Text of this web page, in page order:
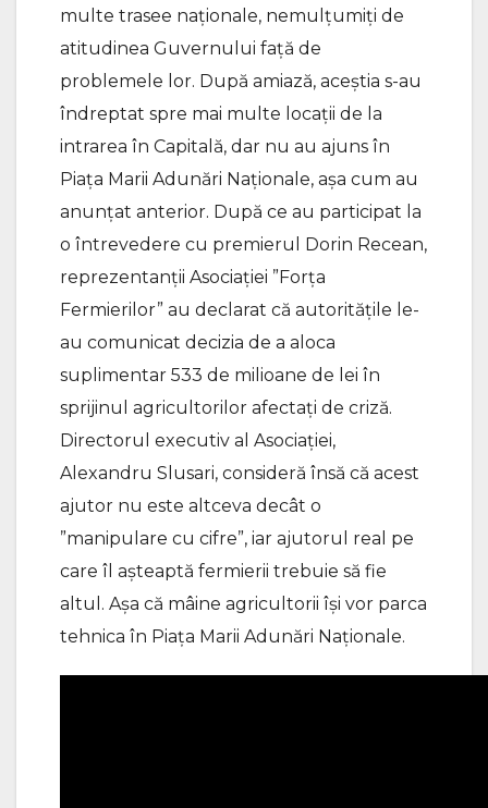
multe trasee naționale, nemulțumiți de
atitudinea Guvernului față de
problemele lor. După amiază, aceștia s-au
îndreptat spre mai multe locații de la
intrarea în Capitală, dar nu au ajuns în
Piața Marii Adunări Naționale, așa cum au
anunțat anterior. După ce au participat la
o întrevedere cu premierul Dorin Recean,
reprezentanții Asociației ”Forța
Fermierilor” au declarat că autoritățile le-
au comunicat decizia de a aloca
suplimentar 533 de milioane de lei în
sprijinul agricultorilor afectați de criză.
Directorul executiv al Asociației,
Alexandru Slusari, consideră însă că acest
ajutor nu este altceva decât o
”manipulare cu cifre”, iar ajutorul real pe
care îl așteaptă fermierii trebuie să fie
altul. Așa că mâine agricultorii își vor parca
tehnica în Piața Marii Adunări Naționale.